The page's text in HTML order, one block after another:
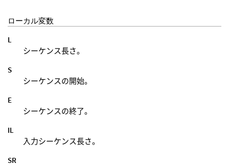
ローカル変数
L
シーケンス長さ。
S
シーケンスの開始。
E
シーケンスの終了。
IL
入力シーケンス長さ。
SR